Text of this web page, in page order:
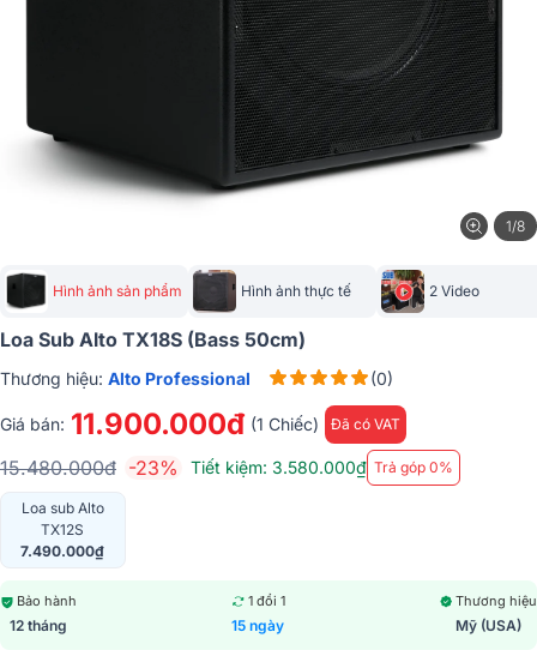
1/8
Hình ảnh sản phẩm Hình ảnh thực tế 2 Video
Loa Sub Alto TX18S (bass 50cm)
Thương hiệu: Alto Professional (0)
Giá bán: 11.900.000đ (1 Chiếc) Đã có VAT
15.480.000đ -23% Tiết kiệm: 3.580.000₫ Trả góp 0%
Loa sub Alto
TX12S
7.490.000₫
Bảo hành
12 tháng
1 đổi 1
15 ngày
Thương hiệu
Mỹ (USA)